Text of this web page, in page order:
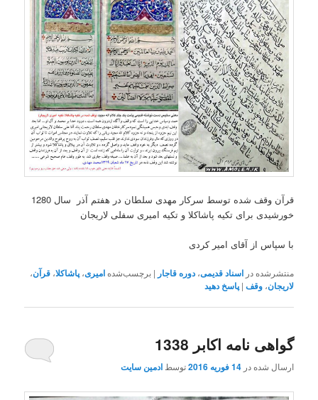
قرآن وقف شده توسط سرکار مهدی سلطان در هفتم آذر سال 1280
خورشیدی برای تکیه پاشاکلا و تکیه امیری سفلی لاریجان
با سپاس از آقای امیر کردی
منتشرشده در اسناد قدیمی،دوره قاجار |برچسب‌شده امیری،پاشاکلا،قرآن،
لاریجان،وقف |پاسخ دهید
گواهی نامه اکابر 1338
ارسال شده در14 فوریه 2016 توسطادمین سایت